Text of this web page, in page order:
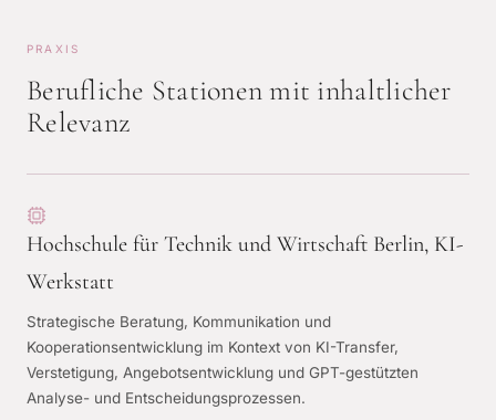
PRAXIS
Berufliche Stationen mit inhaltlicher
Relevanz
Hochschule für Technik und Wirtschaft Berlin, KI-
Werkstatt
Strategische Beratung, Kommunikation und
Kooperationsentwicklung im Kontext von KI-Transfer,
Verstetigung, Angebotsentwicklung und GPT-gestützten
Analyse- und Entscheidungsprozessen.